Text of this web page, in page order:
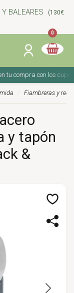
BALEARES
(130€
0
compra con los
Fiambreras y
y tapón
&